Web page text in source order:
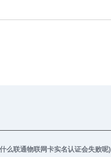
么联通物联网卡实名认证会失败呢)